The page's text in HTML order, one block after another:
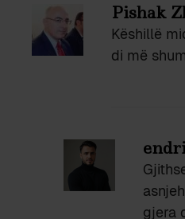
Pishak
Këshillë
di më
gjera